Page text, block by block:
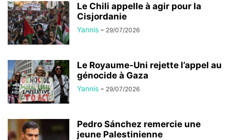
Le Chili appelle à agir pour la
Cisjordanie
Yannis - 29/07/2026
Le Royaume-Uni rejette l’appel au
génocide à Gaza
Yannis - 29/07/2026
Pedro Sánchez remercie une
jeune Palestinienne